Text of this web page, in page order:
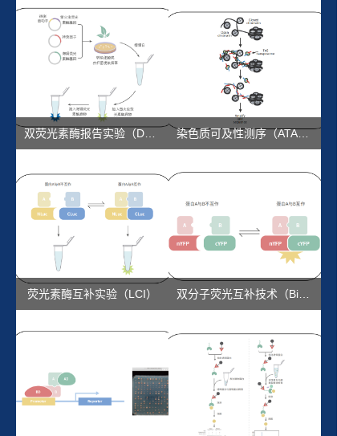
双荧光素酶报告实验（Dual-LUC） 染色质可及性测序（ATAC-seq）
荧光素酶互补实验（LCI） 双分子荧光互补技术（BiFC）